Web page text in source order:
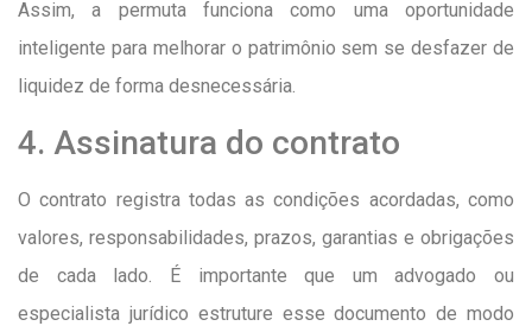
Assim, a permuta funciona como uma oportunidade
inteligente para melhorar o patrimônio sem se desfazer de
liquidez de forma desnecessária.
4. Assinatura do contrato
O contrato registra todas as condições acordadas, como
valores, responsabilidades, prazos, garantias e obrigações
de cada lado. É importante que um advogado ou
especialista jurídico estruture esse documento de modo